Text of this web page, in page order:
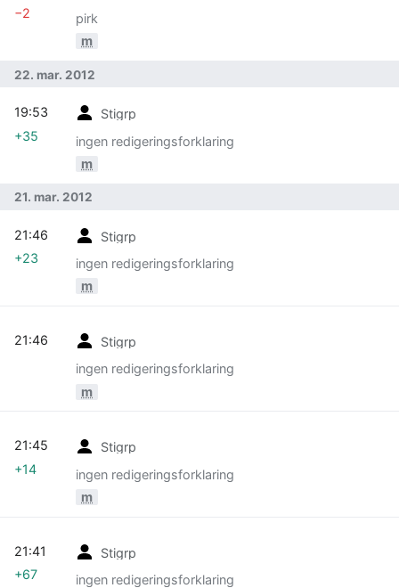
pirk
m
−2
22. mar. 2012
Stigrp
ingen redigeringsforklaring
m
19:53
+35
21. mar. 2012
Stigrp
ingen redigeringsforklaring
m
21:46
+23
Stigrp
ingen redigeringsforklaring
m
21:46
Stigrp
ingen redigeringsforklaring
m
21:45
+14
Stigrp
ingen redigeringsforklaring
21:41
+67